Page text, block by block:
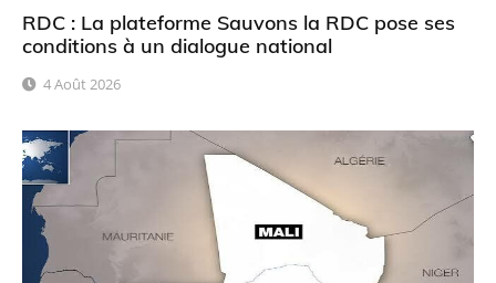
RDC : La plateforme Sauvons la RDC pose ses
conditions à un dialogue national
4 Août 2026